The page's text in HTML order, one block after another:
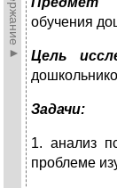
обучения
Цель
Задачи:
1. анализ
проблеме